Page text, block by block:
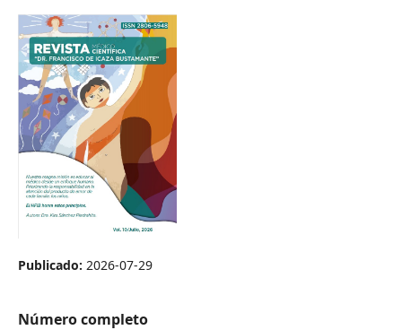
Publicado: 2026-07-29
Número completo